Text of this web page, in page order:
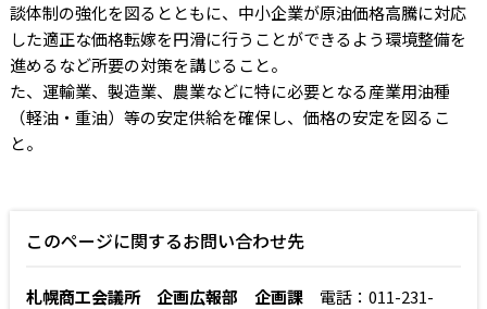
談体制の強化を図るとともに、中小企業が原油価格高騰に対応
した適正な価格転嫁を円滑に行うことができるよう環境整備を
進めるなど所要の対策を講じること。
た、運輸業、製造業、農業などに特に必要となる産業用油種
（軽油・重油）等の安定供給を確保し、価格の安定を図るこ
と。
このページに関するお問い合わせ先
札幌商工会議所 企画広報部 企画課電話：011-231-